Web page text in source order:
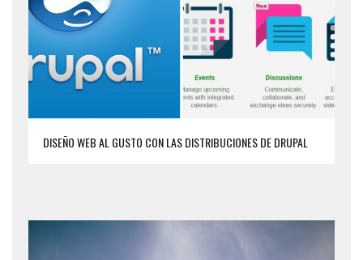
DISEÑO WEB AL GUSTO CON LAS DISTRIBUCIONES DE DRUPAL